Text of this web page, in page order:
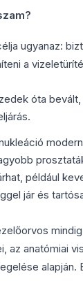
ugyanaz:
a
óta
például
jár és
az anatómiai
alapján.